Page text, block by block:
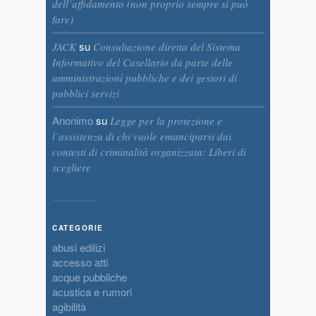
dell’affidamento (non proprio sempre si può
fare)
JACKsu Consultazione diretta del Sistema
Informativo del Casellario da parte delle
amministrazioni pubbliche e dei gestori di
pubblici servizi
Anonimosu Legge per la protezione e
l’assistenza di chi vuole emanciparsi dai
contesti di criminalità organizzata: Liberi di
scegliere
CATEGORIE
abusi edilizi
accesso atti
acque pubbliche
acustica e rumori
agibilità